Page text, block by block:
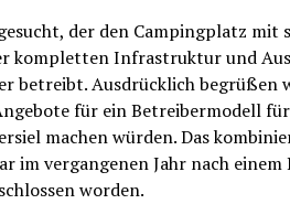
der den Campingplatz mit
kompletten Infrastruktur und
betreibt. Ausdrücklich begrüßen
für ein Betreibermodell
machen würden. Das
im vergangenen Jahr nach
worden.